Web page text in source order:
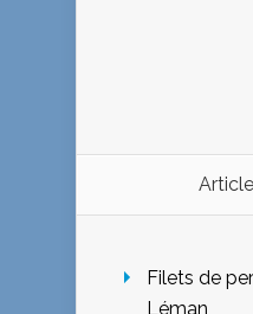
Filets de
Léman